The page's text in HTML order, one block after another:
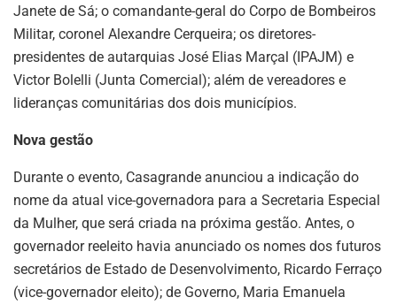
Janete de Sá; o comandante-geral do Corpo de Bombeiros
Militar, coronel Alexandre Cerqueira; os diretores-
presidentes de autarquias José Elias Marçal (IPAJM) e
Victor Bolelli (Junta Comercial); além de vereadores e
lideranças comunitárias dos dois municípios.
Nova gestão
Durante o evento, Casagrande anunciou a indicação do
nome da atual vice-governadora para a Secretaria Especial
da Mulher, que será criada na próxima gestão. Antes, o
governador reeleito havia anunciado os nomes dos futuros
secretários de Estado de Desenvolvimento, Ricardo Ferraço
(vice-governador eleito); de Governo, Maria Emanuela